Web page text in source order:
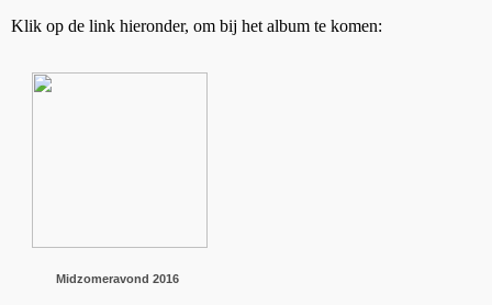
Klik op de link hieronder, om bij het album te komen:
Midzomeravond 2016